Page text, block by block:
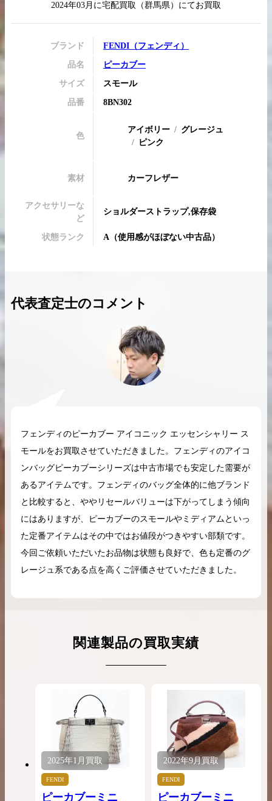
買取実績はこちらから
希少なリザード素材のバーキンの買取価格や
高く売るためのポイントを徹底解説
コラムをさらにみる
2024年03月 に宅配買取 （群馬県）にてお買取
ブランド FENDI （フェンディ ）
品名 ピーカブー
サイズ スモール
品番 8BN302
色
アイボリー
グレージュ
ピンク
素材 カーフレザー
アクセサリーな
ど
ショルダーストラップ,保存袋
状態ランク A （使用感がほぼない中古品）
代表査定士のコメント
フェンディのピーカブー アイコニック エッセンシャリー ス
モールをお買取させていただきました。フェンディのアイコ
ンバッグピーカブーシリーズは中古市場でも安定した需要が
あるアイテムです。フェンディのバッグ全体的に他ブランド
と比較すると、ややリセールバリューは下がってしまう傾向
にはありますが、ピーカブーのスモールやミディアムといっ
た定番アイテムはその中ではお値段がつきやすい部類です。
今回ご依頼いただいたお品物は状態も良好で、色も定番のグ
レージュ系である点を高くご評価させていただきました。
関連製品の買取実績
2025年1月 買取
FENDI
ピーカブーミニ
2022年9月買取
FENDI
ピーカブーミニ